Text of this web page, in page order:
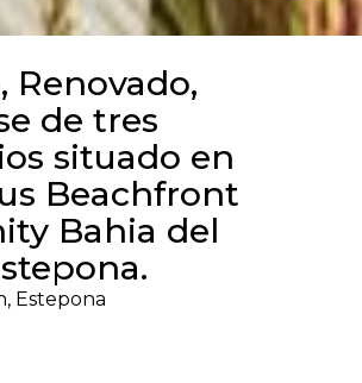
Renovado,
de tres
situado en
Beachfront
Bahia del
Estepona